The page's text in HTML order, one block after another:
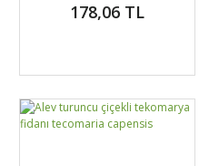
178,06 TL